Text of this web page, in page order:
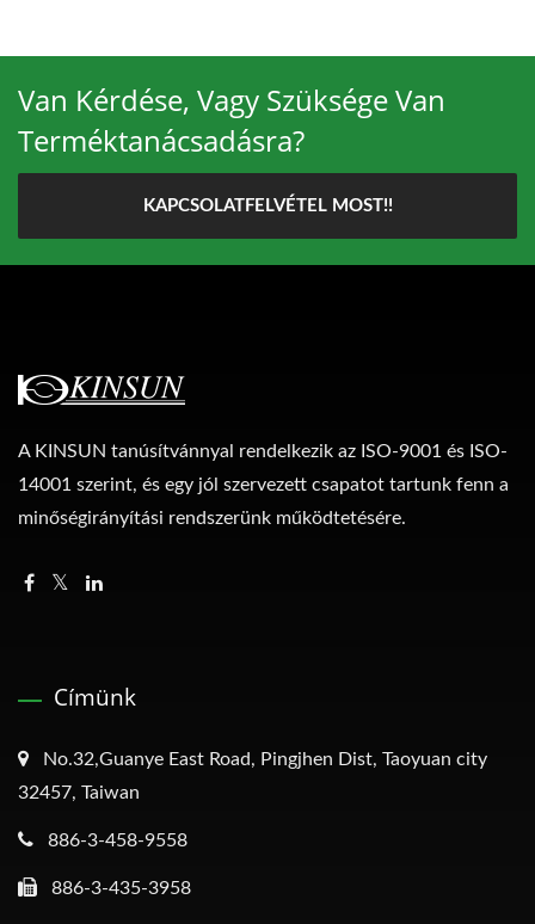
Van Kérdése, Vagy Szüksége Van
Terméktanácsadásra?
KAPCSOLATFELVÉTEL MOST!!
A KINSUN tanúsítvánnyal rendelkezik az ISO-9001 és ISO-
14001 szerint, és egy jól szervezett csapatot tartunk fenn a
minőségirányítási rendszerünk működtetésére.
Címünk
No.32,Guanye East Road, Pingjhen Dist, Taoyuan city
32457, Taiwan
886-3-458-9558
886-3-435-3958